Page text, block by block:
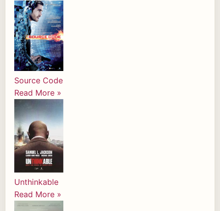
Source Code
Read More »
Unthinkable
Read More »